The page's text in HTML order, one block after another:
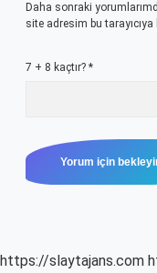
Daha sonraki
site adresim bu
7 + 8 kaçtır? *
https://slaytajans.com